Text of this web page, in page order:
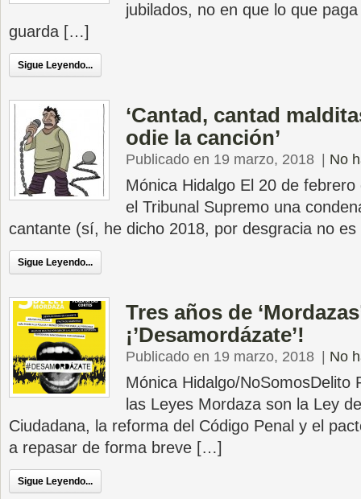
jubilados, no en que lo que
guarda […]
Sigue Leyendo...
‘Cantad, cantad
odie la canción’
Publicado en 19 marzo, 2018 No
Mónica Hidalgo El 20 de
el Tribunal Supremo una
cantante (sí, he dicho 2018, por desgracia no
Sigue Leyendo...
Tres años de
¡’Desamordázate’!
Publicado en 19 marzo, 2018 No
Mónica Hidalgo/NoSomosDelito
las Leyes Mordaza son la Ley
Ciudadana, la reforma del Código Penal y el
a repasar de forma breve […]
Sigue Leyendo...